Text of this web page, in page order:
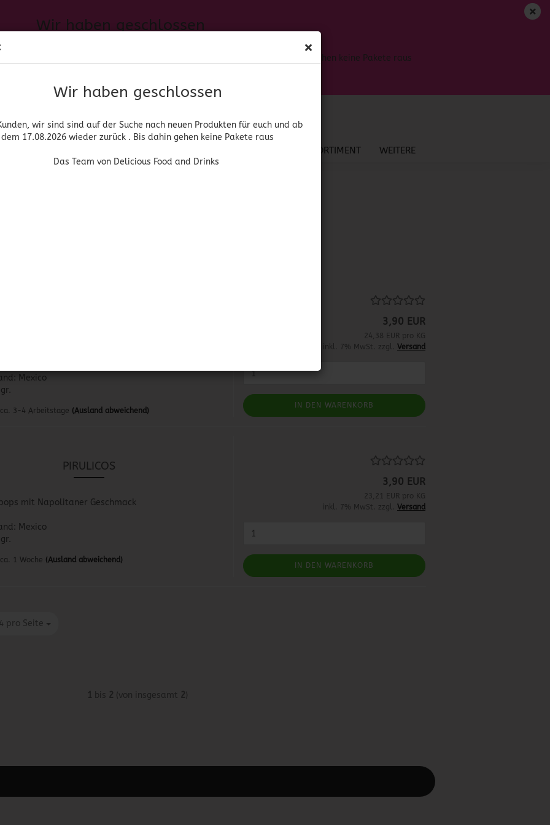
Wir haben geschlossen
wir sind sind auf der Suche nach neuen Produkten für euch und ab
dem 17.08.2026 wieder zurück . Bis dahin gehen keine Pakete raus
Das Team von Delicious Food and Drinks
Lieferland
Wir haben geschlossen
neuen Produkten für euch und wieder ab dem 17.08.2026 zurück. Bis dahin gehen keine Pakete raus
NEU IM SORTIMENT WEITERE
Mexico
ca. 3-4 Arbeitstage (Ausland abweichend)
3,90 EUR
24,38 EUR pro KG
inkl. 7% MwSt. zzgl. Versand
IN DEN WARENKORB
PIRULICOS
mit Napolitaner Geschmack
Mexico
ca. 1 Woche (Ausland abweichend)
3,90 EUR
23,21 EUR pro KG
inkl. 7% MwSt. zzgl. Versand
IN DEN WARENKORB
pro Seite
Seite
1 bis 2 (von insgesamt 2)